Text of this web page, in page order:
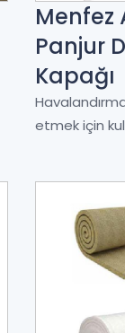
Menfez
Panjur
Kapağı
etmek için